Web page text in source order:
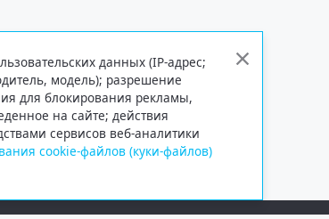
данных (IP-адрес;
модель); разрешение
для блокирования рекламы,
на сайте; действия
сервисов веб-аналитики
cookie-файлов (куки-файлов)